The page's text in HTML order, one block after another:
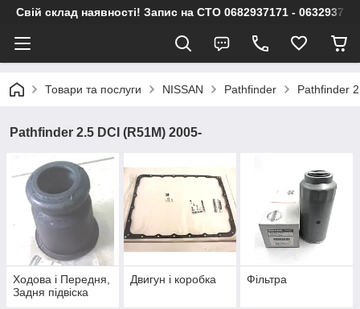
Свій склад наявності! Запис на СТО 0682937171 -
Товари та послуги NISSAN Pathfinder Pathfinder
Pathfinder 2.5 DCI (R51M) 2005-
Ходова і Передня,
Задня підвіска
Двигун і коробка Фільтра